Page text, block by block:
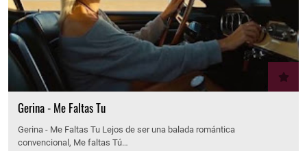
Gerina - Me Faltas Tu
Gerina - Me Faltas Tu Lejos de ser una balada romántica
convencional, Me faltas Tú…